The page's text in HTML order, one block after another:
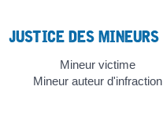
JUSTICE DES MINEURS
Mineur victime
Mineur auteur d'infraction